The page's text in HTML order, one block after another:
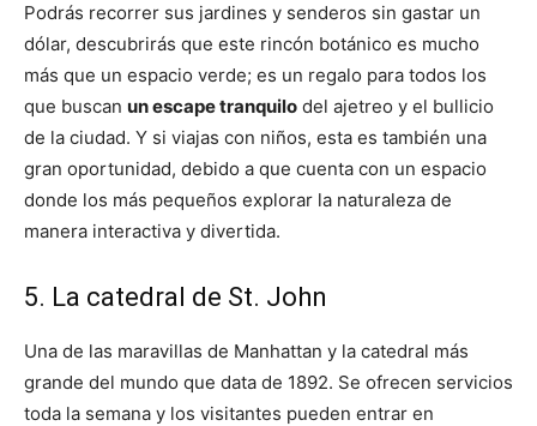
Podrás recorrer sus jardines y senderos sin gastar un
dólar, descubrirás que este rincón botánico es mucho
más que un espacio verde; es un regalo para todos los
que buscan un escape tranquilo del ajetreo y el bullicio
de la ciudad. Y si viajas con niños, esta es también una
gran oportunidad, debido a que cuenta con un espacio
donde los más pequeños explorar la naturaleza de
manera interactiva y divertida.
5. La catedral de St. John
Una de las maravillas de Manhattan y la catedral más
grande del mundo que data de 1892. Se ofrecen servicios
toda la semana y los visitantes pueden entrar en